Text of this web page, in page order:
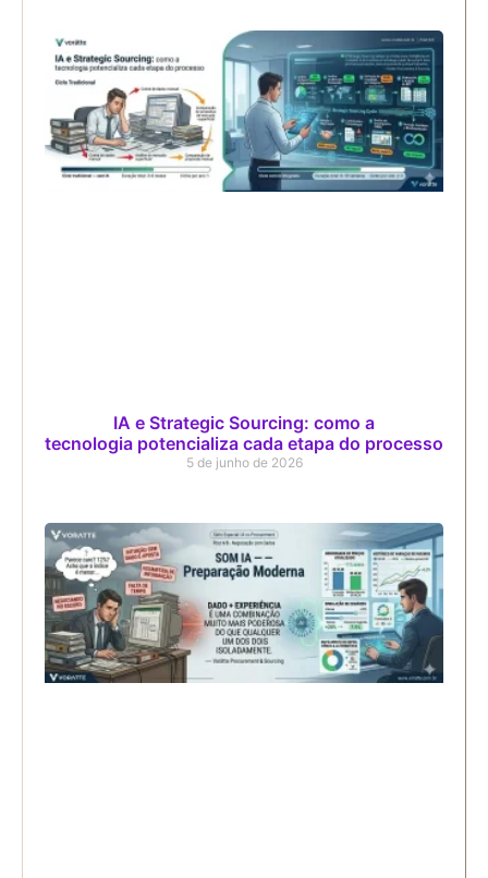
IA e Strategic Sourcing: como a
tecnologia potencializa cada etapa do processo
5 de junho de 2026